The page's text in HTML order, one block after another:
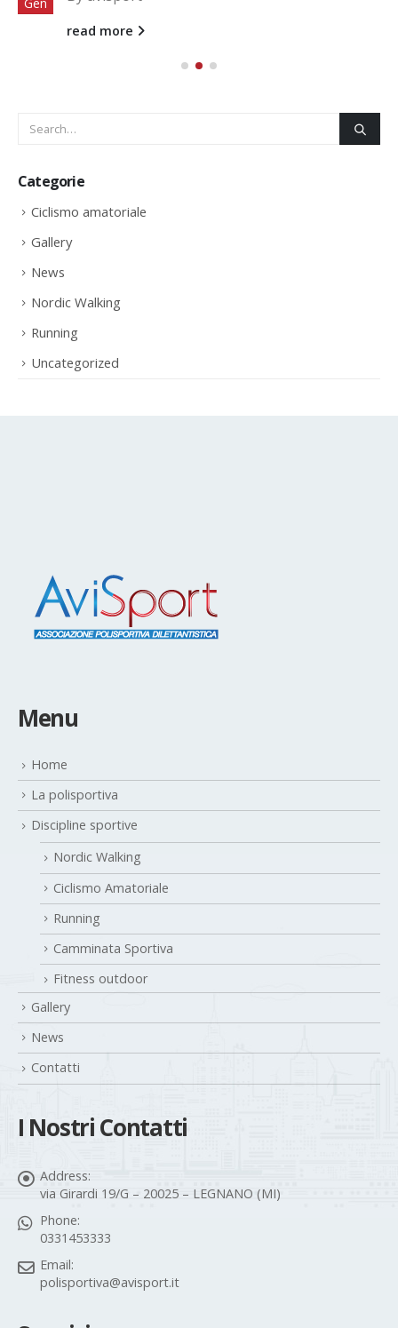
read more
Categorie
Ciclismo amatoriale
Gallery
News
Nordic Walking
Running
Uncategorized
Menu
Home
La polisportiva
Discipline sportive
Nordic Walking
Ciclismo Amatoriale
Running
Camminata Sportiva
Fitness outdoor
Gallery
News
Contatti
I Nostri Contatti
Address:
via Girardi 19/G – 20025 – LEGNANO (MI)
Phone:
0331453333
Email:
polisportiva@avisport.it